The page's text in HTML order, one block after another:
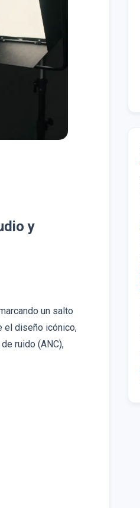
y
un salto
el diseño icónico,
ruido (ANC),